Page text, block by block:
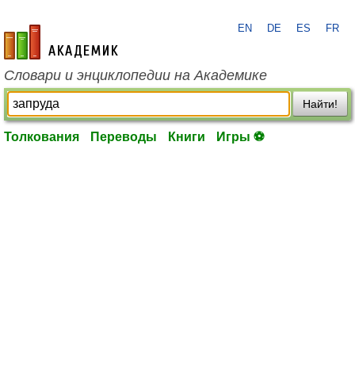
academic.ru
EN DE ES FR
Словари и энциклопедии на Академике
Найти!
Толкования Переводы Книги Игры ⚽